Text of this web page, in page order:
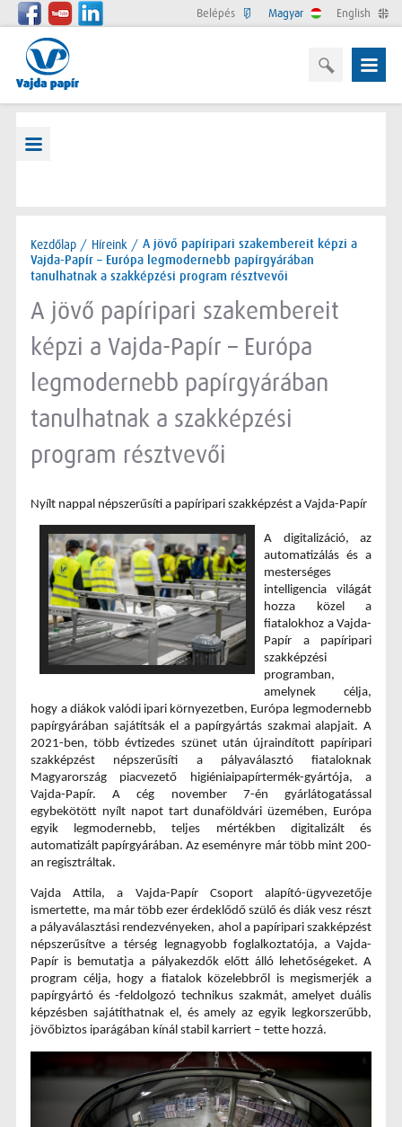
English
Magyar
Belépés
Kezdőlap / Híreink / A jövő papíripari szakembereit képzi a
Vajda-Papír – Európa legmodernebb papírgyárában
tanulhatnak a szakképzési program résztvevői
A jövő papíripari szakembereit
képzi a Vajda-Papír – Európa
legmodernebb papírgyárában
tanulhatnak a szakképzési
program résztvevői
Nyílt nappal népszerűsíti a papíripari szakképzést a Vajda-Papír
A digitalizáció, az
automatizálás és a
mesterséges
intelligencia világát
hozza közel a
fiatalokhoz a Vajda-
Papír a papíripari
szakképzési
programban,
amelynek célja,
hogy a diákok valódi ipari környezetben, Európa legmodernebb
papírgyárában sajátítsák el a papírgyártás szakmai alapjait. A
2021-ben, több évtizedes szünet után újraindított papíripari
szakképzést népszerűsíti a pályaválasztó fiataloknak
Magyarország piacvezető higiéniaipapírtermék-gyártója, a
Vajda-Papír. A cég november 7-én gyárlátogatással
egybekötött nyílt napot tart dunaföldvári üzemében, Európa
egyik legmodernebb, teljes mértékben digitalizált és
automatizált papírgyárában. Az eseményre már több mint 200-
an regisztráltak.
Vajda Attila, a Vajda-Papír Csoport alapító-ügyvezetője
ismertette, ma már több ezer érdeklődő szülő és diák vesz részt
a pályaválasztási rendezvényeken, ahol a papíripari szakképzést
népszerűsítve a térség legnagyobb foglalkoztatója, a Vajda-
Papír is bemutatja a pályakezdők előtt álló lehetőségeket. A
program célja, hogy a fiatalok közelebbről is megismerjék a
papírgyártó és -feldolgozó technikus szakmát, amelyet duális
képzésben sajátíthatnak el, és amely az egyik legkorszerűbb,
jövőbiztos iparágában kínál stabil karriert – tette hozzá.